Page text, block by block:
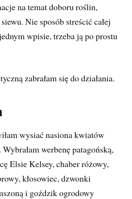
na temat doboru roślin,
Nie sposób streścić całej
wpisie, trzeba ją po prostu
zabrałam się do działania.
wysiać nasiona kwiatów
werbenę patagońską,
Elsie Kelsey, chaber różowy,
kłosowiec, dzwonki
i goździk ogrodowy